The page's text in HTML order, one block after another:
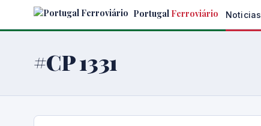
Portugal Ferroviário Noticias
#CP 1331